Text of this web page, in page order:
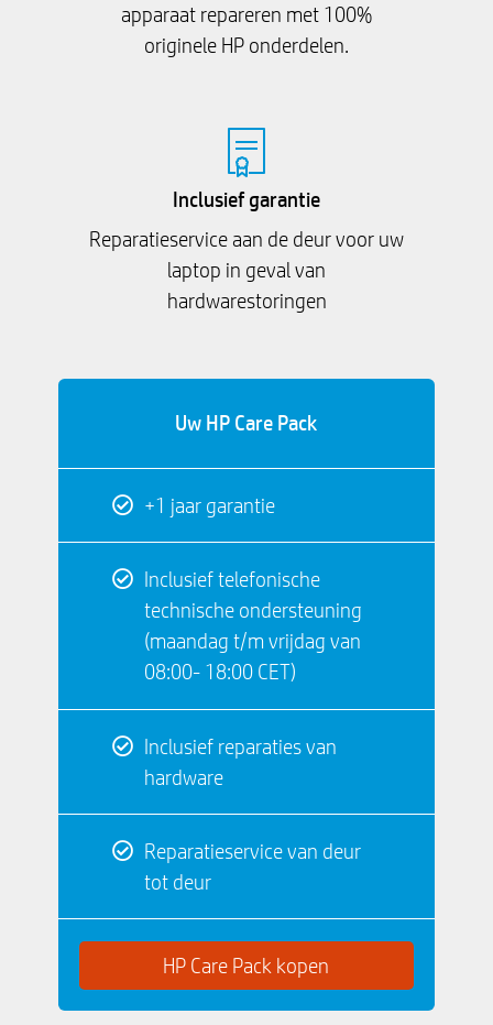
apparaat repareren met 100%
originele HP onderdelen.
Inclusief garantie
Reparatieservice aan de deur voor uw
laptop in geval van
hardwarestoringen
Uw HP Care Pack
+1 jaar garantie
Inclusief telefonische
technische ondersteuning
(maandag t/m vrijdag van
08:00- 18:00 CET)
Inclusief reparaties van
hardware
Reparatieservice van deur
tot deur
HP Care Pack kopen